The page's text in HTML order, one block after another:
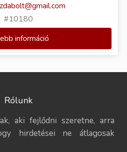
#10180
információ
Rólunk
aki fejlődni szeretne, arra
hirdetései ne átlagosak